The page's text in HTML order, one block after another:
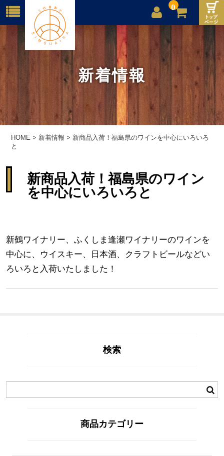
0
店舗案内
ご利用案内
送料
お問合せ
新着情報
HOME > 新着情報 > 新商品入荷！福島県のワインを中心にいろいろ
と
新商品入荷！福島県のワイン
を中心にいろいろと
新鶴ワイナリー、ふくしま逢瀬ワイナリーのワインを
中心に、ウイスキー、日本酒、クラフトビールなどい
ろいろと入荷いたしました！
検索
商品カテゴリー